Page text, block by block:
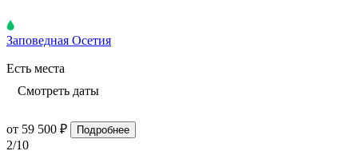
Заповедная Осетия
Есть места
Смотреть даты
от 59 500 ₽ Подробнее
2/10